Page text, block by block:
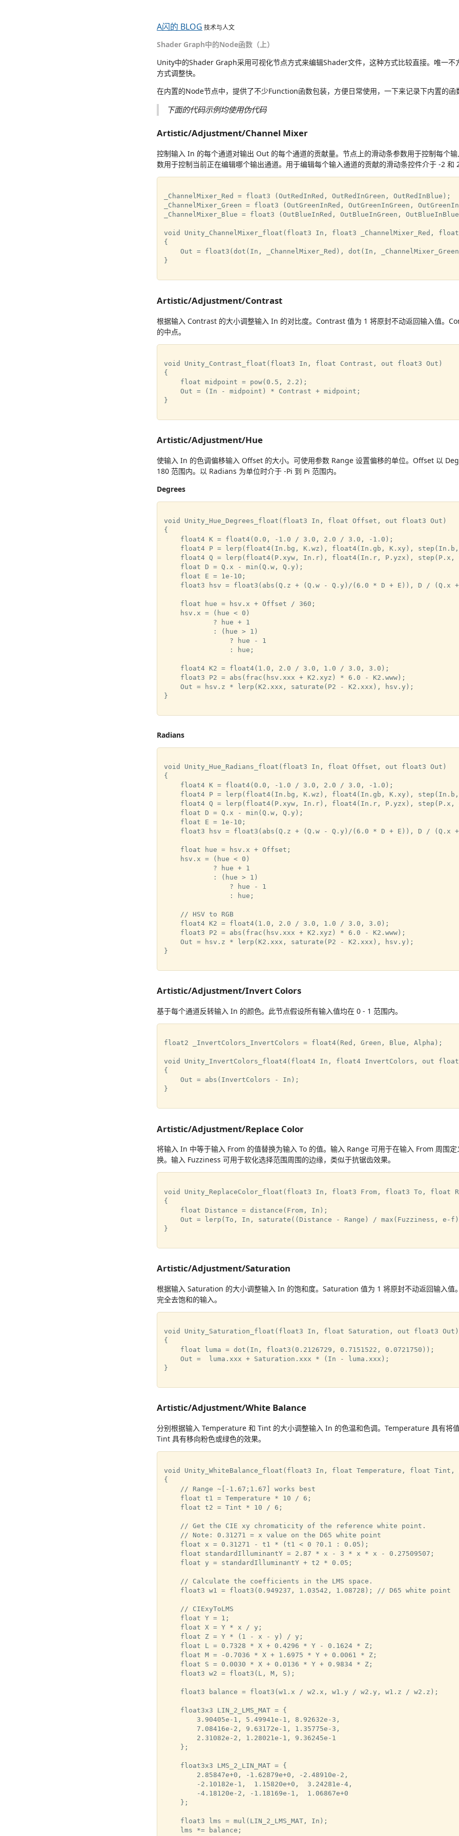
A闪的 BLOG 技术与人文
Shader Graph中的Node函数（上）
Unity中的Shader Graph采用可视化节点方式来编辑Shader文件，这种方式比较直接。唯一不
方式调整快。
在内置的Node节点中，提供了不少Function函数包装，方便日常使用，一下来记录下内置的函
下面的代码示例均使用伪代码
Artistic/Adjustment/Channel Mixer
控制输入 In 的每个通道对输出 Out 的每个通道的贡献量。节点上的滑动条参数用于控制每个
数用于控制当前正在编辑哪个输出通道。用于编辑每个输入通道的贡献的滑动条控件介于 -2 和 2
_ChannelMixer_Red = float3 (OutRedInRed, OutRedInGreen, OutRedInBlue);
_ChannelMixer_Green = float3 (OutGreenInRed, OutGreenInGreen,
_ChannelMixer_Blue = float3 (OutBlueInRed, OutBlueInGreen,
void Unity_ChannelMixer_float(float3 In, float3 _ChannelMixer_Red,
{
Out = float3(dot(In, _ChannelMixer_Red), dot(In,
}
Artistic/Adjustment/Contrast
根据输入 Contrast 的大小调整输入 In 的对比度。Contrast 值为 1 将原封不动返回输入值。
的中点。
void Unity_Contrast_float(float3 In, float Contrast, out float3 Out)
{
    float midpoint = pow(0.5, 2.2);
    Out = (In - midpoint) * Contrast + midpoint;
}
Artistic/Adjustment/Hue
使输入 In 的色调偏移输入 Offset 的大小。可使用参数 Range 设置偏移的单位。Offset 以
180 范围内。以 Radians 为单位时介于 -Pi 到 Pi 范围内。
Degrees
void Unity_Hue_Degrees_float(float3 In, float Offset, out float3 Out)
{
    float4 K = float4(0.0, -1.0 / 3.0, 2.0 / 3.0, -1.0);
float4 P = lerp(float4(In.bg, K.wz), float4(In.gb, K.xy),
float4 Q = lerp(float4(P.xyw, In.r), float4(In.r, P.yzx), step(P.x,
    float D = Q.x - min(Q.w, Q.y);
    float E = 1e-10;
float3 hsv = float3(abs(Q.z + (Q.w - Q.y)/(6.0 * D + E)), D / (Q.x
    float hue = hsv.x + Offset / 360;
    hsv.x = (hue < 0)
            ? hue + 1
            : (hue > 1)
                ? hue - 1
                : hue;
    float4 K2 = float4(1.0, 2.0 / 3.0, 1.0 / 3.0, 3.0);
    float3 P2 = abs(frac(hsv.xxx + K2.xyz) * 6.0 - K2.www);
    Out = hsv.z * lerp(K2.xxx, saturate(P2 - K2.xxx), hsv.y);
}
Radians
void Unity_Hue_Radians_float(float3 In, float Offset, out float3 Out)
{
    float4 K = float4(0.0, -1.0 / 3.0, 2.0 / 3.0, -1.0);
float4 P = lerp(float4(In.bg, K.wz), float4(In.gb, K.xy),
float4 Q = lerp(float4(P.xyw, In.r), float4(In.r, P.yzx), step(P.x,
    float D = Q.x - min(Q.w, Q.y);
    float E = 1e-10;
float3 hsv = float3(abs(Q.z + (Q.w - Q.y)/(6.0 * D + E)), D / (Q.x
    float hue = hsv.x + Offset;
    hsv.x = (hue < 0)
            ? hue + 1
            : (hue > 1)
                ? hue - 1
                : hue;
    // HSV to RGB
    float4 K2 = float4(1.0, 2.0 / 3.0, 1.0 / 3.0, 3.0);
    float3 P2 = abs(frac(hsv.xxx + K2.xyz) * 6.0 - K2.www);
    Out = hsv.z * lerp(K2.xxx, saturate(P2 - K2.xxx), hsv.y);
}
Artistic/Adjustment/Invert Colors
基于每个通道反转输入 In 的颜色。此节点假设所有输入值均在 0 - 1 范围内。
float2 _InvertColors_InvertColors = float4(Red, Green, Blue, Alpha);
void Unity_InvertColors_float4(float4 In, float4 InvertColors, out
{
    Out = abs(InvertColors - In);
}
Artistic/Adjustment/Replace Color
将输入 In 中等于输入 From 的值替换为输入 To 的值。输入 Range 可用于在输入 From 周围
换。输入 Fuzziness 可用于软化选择范围周围的边缘，类似于抗锯齿效果。
void Unity_ReplaceColor_float(float3 In, float3 From, float3 To, float
{
    float Distance = distance(From, In);
Out = lerp(To, In, saturate((Distance - Range) / max(Fuzziness, e-
}
Artistic/Adjustment/Saturation
根据输入 Saturation 的大小调整输入 In 的饱和度。Saturation 值为 1 将原封不动返回输入值
完全去饱和的输入。
void Unity_Saturation_float(float3 In, float Saturation, out float3 Out)
{
    float luma = dot(In, float3(0.2126729, 0.7151522, 0.0721750));
    Out =  luma.xxx + Saturation.xxx * (In - luma.xxx);
}
Artistic/Adjustment/White Balance
分别根据输入 Temperature 和 Tint 的大小调整输入 In 的色温和色调。Temperature 具有将值
Tint 具有移向粉色或绿色的效果。
void Unity_WhiteBalance_float(float3 In, float Temperature, float Tint,
{
    // Range ~[-1.67;1.67] works best
    float t1 = Temperature * 10 / 6;
    float t2 = Tint * 10 / 6;
    // Get the CIE xy chromaticity of the reference white point.
    // Note: 0.31271 = x value on the D65 white point
    float x = 0.31271 - t1 * (t1 < 0 ?0.1 : 0.05);
    float standardIlluminantY = 2.87 * x - 3 * x * x - 0.27509507;
    float y = standardIlluminantY + t2 * 0.05;
    // Calculate the coefficients in the LMS space.
    float3 w1 = float3(0.949237, 1.03542, 1.08728); // D65 white point
    // CIExyToLMS
    float Y = 1;
    float X = Y * x / y;
    float Z = Y * (1 - x - y) / y;
    float L = 0.7328 * X + 0.4296 * Y - 0.1624 * Z;
    float M = -0.7036 * X + 1.6975 * Y + 0.0061 * Z;
    float S = 0.0030 * X + 0.0136 * Y + 0.9834 * Z;
    float3 w2 = float3(L, M, S);
    float3 balance = float3(w1.x / w2.x, w1.y / w2.y, w1.z / w2.z);
    float3x3 LIN_2_LMS_MAT = {
        3.90405e-1, 5.49941e-1, 8.92632e-3,
        7.08416e-2, 9.63172e-1, 1.35775e-3,
        2.31082e-2, 1.28021e-1, 9.36245e-1
    };
    float3x3 LMS_2_LIN_MAT = {
        2.85847e+0, -1.62879e+0, -2.48910e-2,
        -2.10182e-1,  1.15820e+0,  3.24281e-4,
        -4.18120e-2, -1.18169e-1,  1.06867e+0
    };
    float3 lms = mul(LIN_2_LMS_MAT, In);
    lms *= balance;